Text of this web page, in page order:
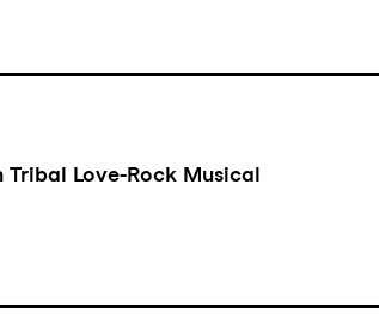
Tribal Love-Rock Musical